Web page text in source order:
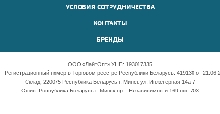
УСЛОВИЯ СОТРУДНИЧЕСТВА
КОНТАКТЫ
БРЕНДЫ
ООО «ЛайтОпт» УНП: 193017335
Регистрационный номер в Торговом реестре Республики Беларусь: 419130 от
Склад: 220075 Республика Беларусь г. Минск ул. Инженерная 14а-7
Офис: Республика Беларусь г. Минск пр-т Независимости 169 оф. 703